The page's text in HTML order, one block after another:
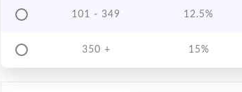
101 - 349 12.5%
350 + 15%